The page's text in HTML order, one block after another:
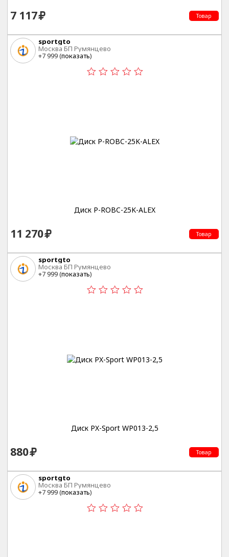
7 117 Товар
sportgto
Москва БП Румянцево
+7 999 (показать)
Диск P-ROBC-25K-ALEX
11 270 Товар
sportgto
Москва БП Румянцево
+7 999 (показать)
Диск PX-Sport WP013-2,5
880 Товар
sportgto
Москва БП Румянцево
+7 999 (показать)